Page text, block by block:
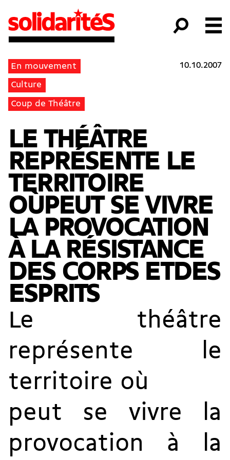
En mouvement
Culture
Coup de Théâtre
10.10.2007
LE THÉÂTRE
REPRÉSENTE LE
TERRITOIRE
OÙPEUT SE VIVRE
LA PROVOCATION
À LA RÉSISTANCE
DES CORPS ETDES
ESPRITS
Le théâtre
représente le
territoire où
peut se vivre la
provocation à la